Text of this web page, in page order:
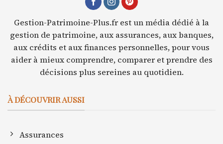
Gestion-Patrimoine-Plus.fr est un média dédié à la
gestion de patrimoine, aux assurances, aux banques,
aux crédits et aux finances personnelles, pour vous
aider à mieux comprendre, comparer et prendre des
décisions plus sereines au quotidien.
À DÉCOUVRIR AUSSI
Assurances